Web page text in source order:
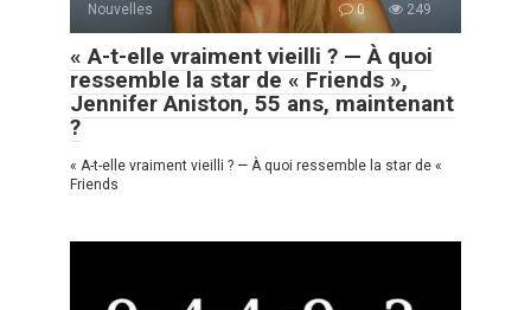
Nouvelles 0 249
« A-t-elle vraiment vieilli ? — À quoi
ressemble la star de « Friends »,
Jennifer Aniston, 55 ans, maintenant
?
« A-t-elle vraiment vieilli ? — À quoi ressemble la star de «
Friends